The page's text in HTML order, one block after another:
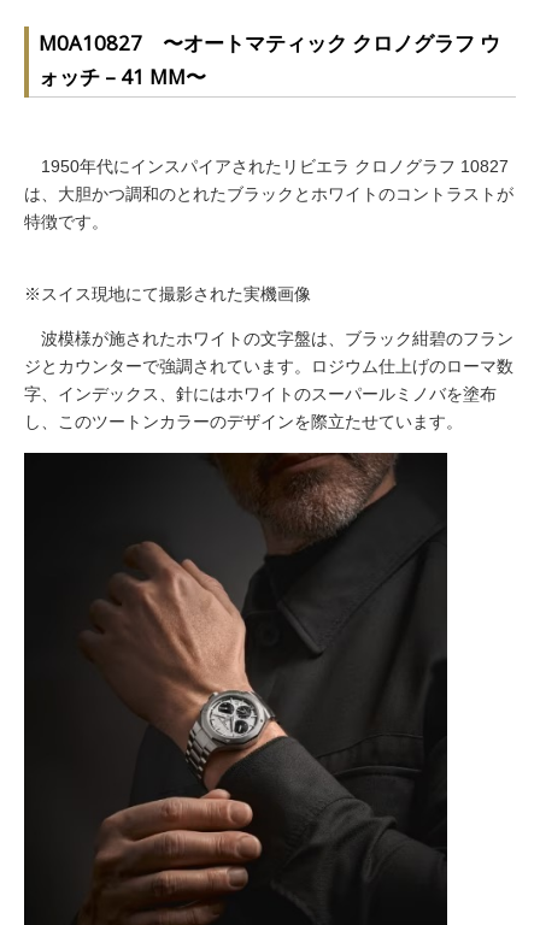
M0A10827 〜オートマティック クロノグラフ ウ
ォッチ – 41 MM〜
1950年代にインスパイアされたリビエラ クロノグラフ 10827
は、大胆かつ調和のとれたブラックとホワイトのコントラストが
特徴です。
※スイス現地にて撮影された実機画像
波模様が施されたホワイトの文字盤は、ブラック紺碧のフラン
ジとカウンターで強調されています。ロジウム仕上げのローマ数
字、インデックス、針にはホワイトのスーパールミノバを塗布
し、このツートンカラーのデザインを際立たせています。